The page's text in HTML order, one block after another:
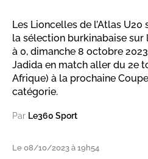
Les Lioncelles de l’Atlas
la sélection burkinabaise sur
à 0, dimanche 8 octobre
Jadida en match aller du 2e
Afrique) à la prochaine
catégorie.
Par Le360 Sport
Le 08/10/2023 à 19h54